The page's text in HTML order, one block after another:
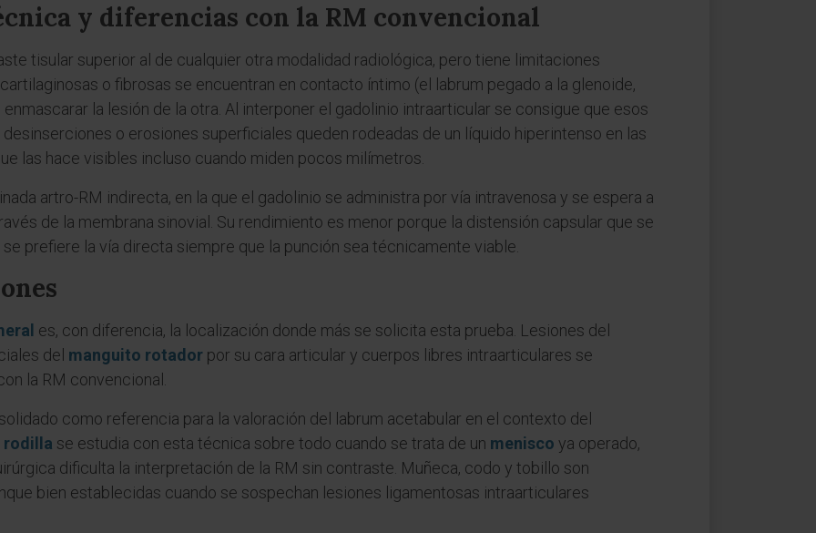
y diferencias con la RM convencional
tisular superior al de cualquier otra modalidad radiológica, pero tiene limitaciones
o fibrosas se encuentran en contacto íntimo (el labrum pegado a la glenoide,
la lesión de la otra. Al interponer el gadolinio intraarticular se consigue que esos
o erosiones superficiales queden rodeadas de un líquido hiperintenso en las
las hace visibles incluso cuando miden pocos milímetros.
artro-RM indirecta, en la que el gadolinio se administra por vía intravenosa y se espera a
de la membrana sinovial. Su rendimiento es menor porque la distensión capsular que se
prefiere la vía directa siempre que la punción sea técnicamente viable.
es, con diferencia, la localización donde más se solicita esta prueba. Lesiones del
del manguito rotador por su cara articular y cuerpos libres intraarticulares se
la RM convencional.
como referencia para la valoración del labrum acetabular en el contexto del
rodilla se estudia con esta técnica sobre todo cuando se trata de un menisco ya operado,
dificulta la interpretación de la RM sin contraste. Muñeca, codo y tobillo son
bien establecidas cuando se sospechan lesiones ligamentosas intraarticulares